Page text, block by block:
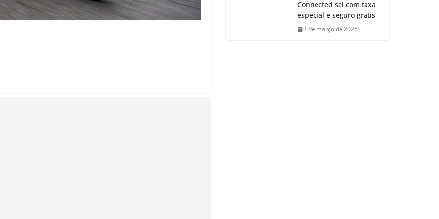
Connected sai com taxa
especial e seguro grátis
3 de março de 2026